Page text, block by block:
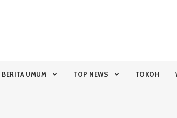
BERITA UMUM TOP NEWS TOKOH